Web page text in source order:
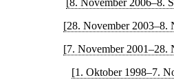
[8. November 2006–8.
[28. November 2003–8.
[7. November 2001–28.
[1. Oktober 1998–7.